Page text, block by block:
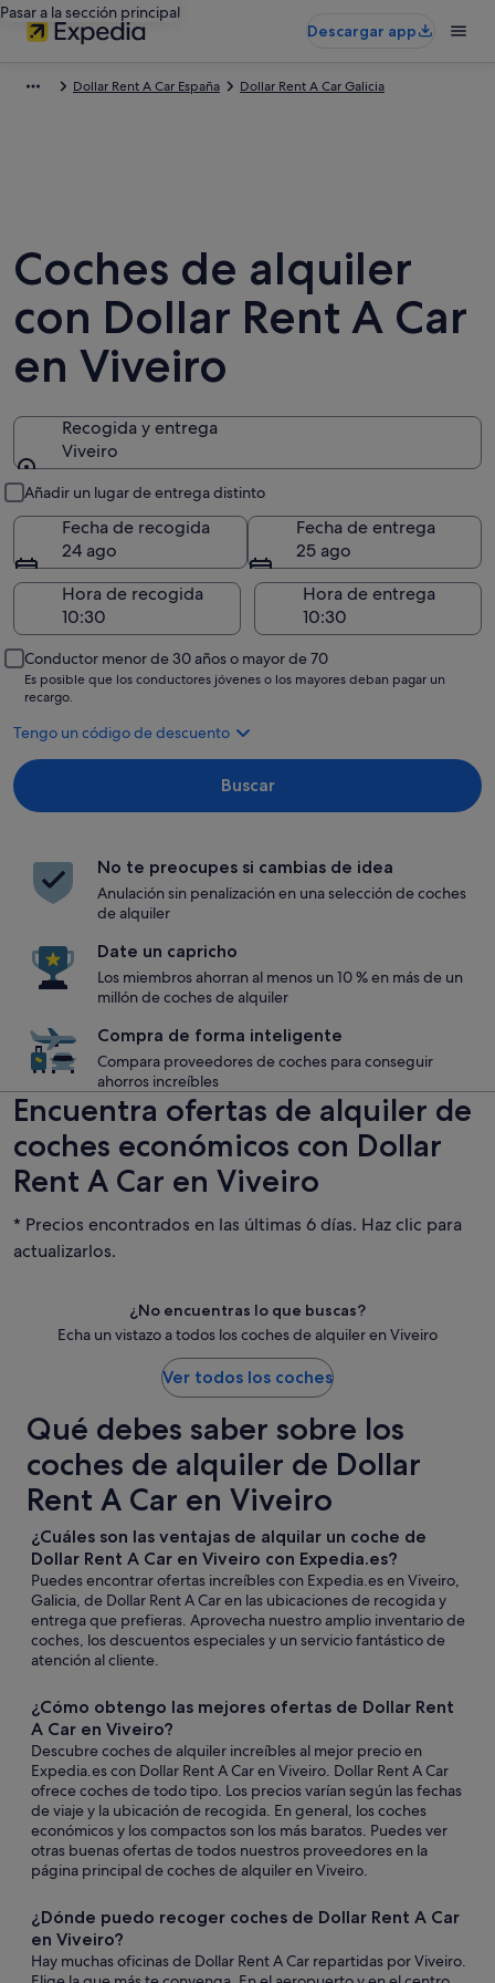
Pasar a la sección principal
Descargar app
Dollar Rent A Car España Dollar Rent A Car Galicia
Coches de alquiler
con Dollar Rent A Car
en Viveiro
Recogida y entrega
Viveiro
Añadir un lugar de entrega distinto
Fecha de recogida
24 ago
Fecha de entrega
25 ago
Hora de recogida
Hora de entrega
Conductor menor de 30 años o mayor de 70
Es posible que los conductores jóvenes o los mayores deban pagar un
recargo.
Tengo un código de descuento
Buscar
No te preocupes si cambias de idea
Anulación sin penalización en una selección de coches
de alquiler
Date un capricho
Los miembros ahorran al menos un 10 % en más de un
millón de coches de alquiler
Compra de forma inteligente
Compara proveedores de coches para conseguir
ahorros increíbles
Encuentra ofertas de alquiler de
coches económicos con Dollar
Rent A Car en Viveiro
* Precios encontrados en las últimas 6 días. Haz clic para
actualizarlos.
¿No encuentras lo que buscas?
Echa un vistazo a todos los coches de alquiler en Viveiro
Ver todos los coches
Qué debes saber sobre los
coches de alquiler de Dollar
Rent A Car en Viveiro
¿Cuáles son las ventajas de alquilar un coche de
Dollar Rent A Car en Viveiro con Expedia.es?
Puedes encontrar ofertas increíbles con Expedia.es en Viveiro,
Galicia, de Dollar Rent A Car en las ubicaciones de recogida y
entrega que prefieras. Aprovecha nuestro amplio inventario de
coches, los descuentos especiales y un servicio fantástico de
atención al cliente.
¿Cómo obtengo las mejores ofertas de Dollar Rent
A Car en Viveiro?
Descubre coches de alquiler increíbles al mejor precio en
Expedia.es con Dollar Rent A Car en Viveiro. Dollar Rent A Car
ofrece coches de todo tipo. Los precios varían según las fechas
de viaje y la ubicación de recogida. En general, los coches
económicos y los compactos son los más baratos. Puedes ver
otras buenas ofertas de todos nuestros proveedores en la
página principal de coches de alquiler en Viveiro.
¿Dónde puedo recoger coches de Dollar Rent A Car
en Viveiro?
Hay muchas oficinas de Dollar Rent A Car repartidas por Viveiro.